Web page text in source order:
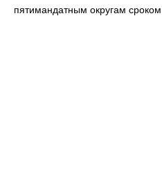
пятимандатным округам